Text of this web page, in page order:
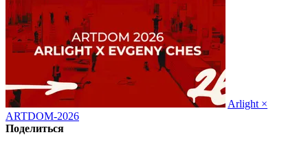
Arlight ×
ARTDOM-2026
Поделиться